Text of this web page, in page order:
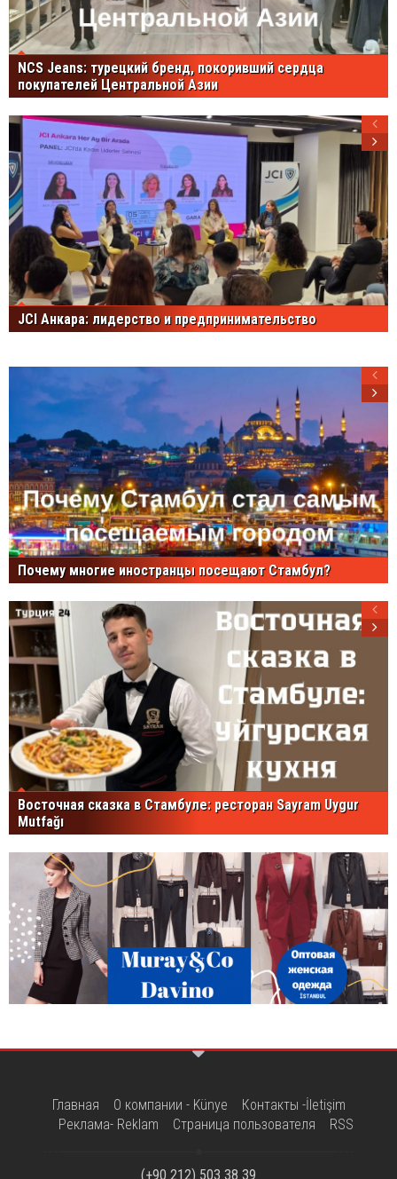
NCS Jeans: турецкий бренд, покоривший сердца
покупателей Центральной Азии
JCI Анкара: лидерство и предпринимательство
Почему многие иностранцы посещают Стамбул?
Восточная сказка в Стамбуле: ресторан Sayram Uygur
Mutfağı
Главная О компании - Künye
Контакты -İletişim
Реклама- Reklam
Страница пользователя RSS
(+90 212) 503 38 39